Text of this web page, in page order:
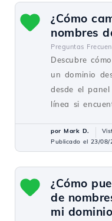
¿Cómo
nombres
Preguntas
Descubre
un dominio
desde el
línea si
por Mark D.
Publicado el 23/08/
¿Cómo
de
mi